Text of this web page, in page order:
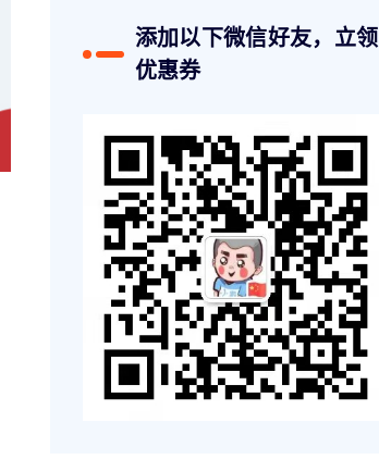
添加以下微信好友，立领
优惠券